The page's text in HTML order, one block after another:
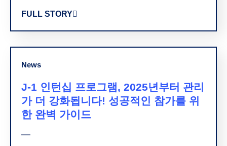
FULL STORY
News
J-1 인턴십 프로그램, 2025년부터 관리
가 더 강화됩니다! 성공적인 참가를 위
한 완벽 가이드